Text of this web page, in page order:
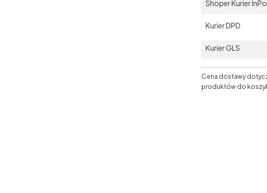
Shoper Kurier
Kurier DPD
Kurier GLS
Cena dostawy
produktów do